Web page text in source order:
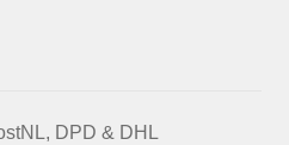
DPD & DHL